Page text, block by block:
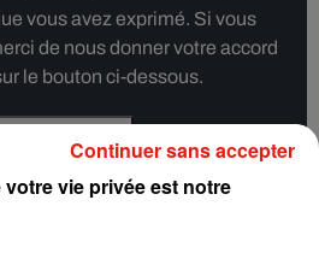
vous avez exprimé. Si vous
de nous donner votre accord
le bouton ci-dessous.
à l'Administration
votre vie privée est notre
Continuer sans accepter